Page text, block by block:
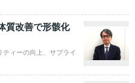
質改善で形骸化
ィーの向上、サプライ